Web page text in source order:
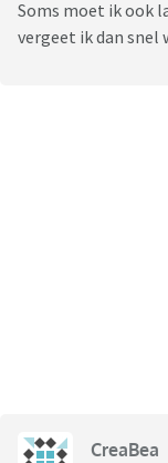
Soms moet ik ook
vergeet ik dan snel
CreaBea